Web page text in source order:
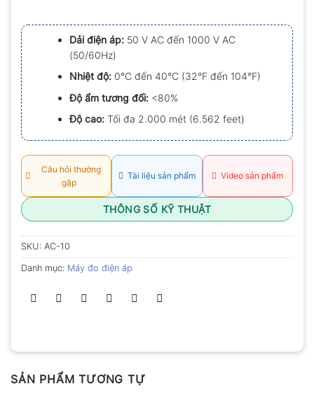
xếp
hạng
0.0
5
sao
Dải điện áp: 50 V AC đến 1000 V AC
(50/60Hz)
Nhiệt độ: 0°C đến 40°C (32°F đến 104°F)
Độ ẩm tương đối: <80%
Độ cao: Tối đa 2.000 mét (6.562 feet)
Câu hỏi thường
gặp
Tài liệu sản phẩm Video sản phẩm
THÔNG SỐ KỸ THUẬT
SKU: AC-10
Danh mục: Máy đo điện áp
SẢN PHẨM TƯƠNG TỰ